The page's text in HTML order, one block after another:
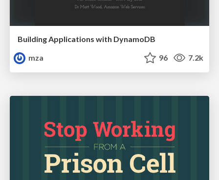
Building Applications with DynamoDB
mza
96 7.2k